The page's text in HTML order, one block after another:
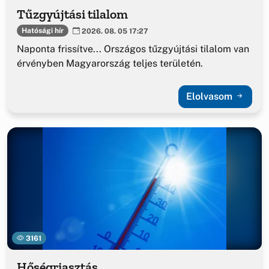
Tűzgyújtási tilalom
Hatósági hír 2026. 08. 05 17:27
Naponta frissítve... Országos tűzgyújtási tilalom van
érvényben Magyarország teljes területén.
Elolvasom
3161